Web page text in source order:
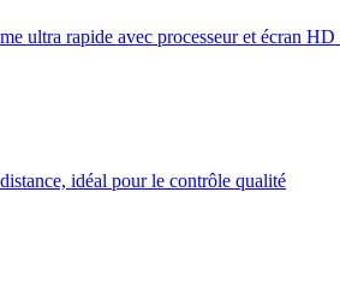
ultra rapide avec processeur et écran HD
idéal pour le contrôle qualité